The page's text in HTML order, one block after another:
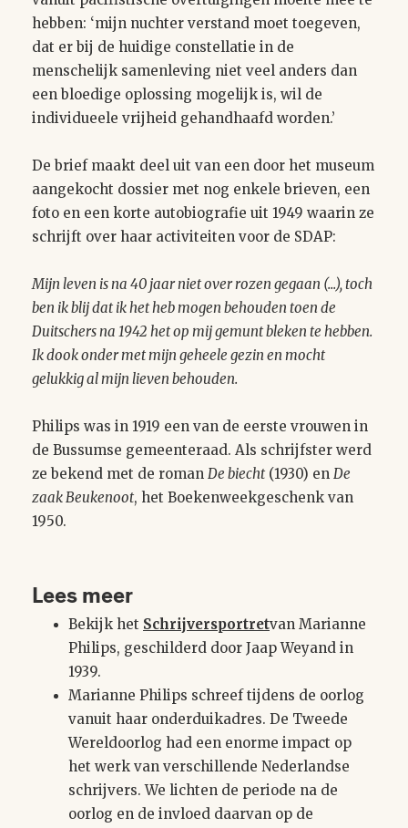
hebben: ‘mijn nuchter verstand moet toegeven,
dat er bij de huidige constellatie in de
menschelijk samenleving niet veel anders dan
een bloedige oplossing mogelijk is, wil de
individueele vrijheid gehandhaafd worden.’
De brief maakt deel uit van een door het museum
aangekocht dossier met nog enkele brieven, een
foto en een korte autobiografie uit 1949 waarin ze
schrijft over haar activiteiten voor de SDAP:
Mijn leven is na 40 jaar niet over rozen gegaan (...), toch
ben ik blij dat ik het heb mogen behouden toen de
Duitschers na 1942 het op mij gemunt bleken te hebben.
Ik dook onder met mijn geheele gezin en mocht
gelukkig al mijn lieven behouden.
Philips was in 1919 een van de eerste vrouwen in
de Bussumse gemeenteraad. Als schrijfster werd
ze bekend met de roman De biecht(1930) en De
zaak Beukenoot, het Boekenweekgeschenk van
1950.
Lees meer
Bekijk het Schrijversportretvan Marianne
Philips, geschilderd door Jaap Weyand in
1939.
Marianne Philips schreef tijdens de oorlog
vanuit haar onderduikadres. De Tweede
Wereldoorlog had een enorme impact op
het werk van verschillende Nederlandse
schrijvers. We lichten de periode na de
oorlog en de invloed daarvan op de